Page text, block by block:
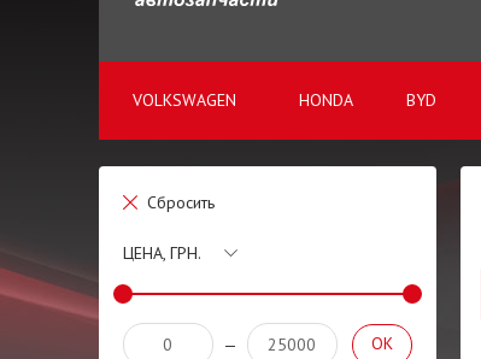
VOLKSWAGEN HONDA BYD
Сбросить
ЦЕНА, ГРН.
— OK